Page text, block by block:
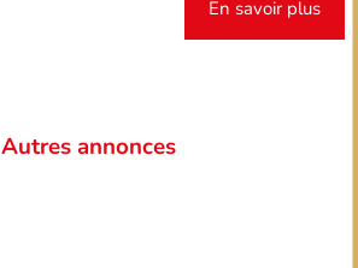
En savoir plus
Autres annonces